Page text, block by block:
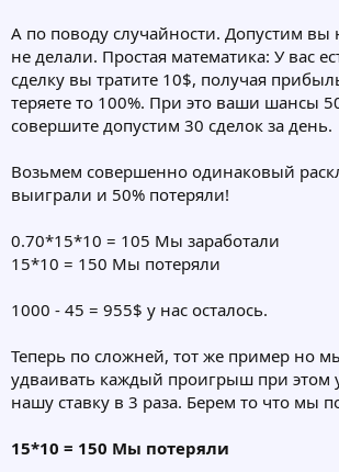
А по поводу случайности. Допустим вы
не делали. Простая математика: У вас
сделку вы тратите 10$, получая
теряете то 100%. При это ваши шансы
совершите допустим 30 сделок за день.
Возьмем совершенно одинаковый
выиграли и 50% потеряли!
0.70*15*10 = 105 Мы заработали
15*10 = 150 Мы потеряли
1000 - 45 = 955$ у нас осталось.
Теперь по сложней, тот же пример но
удваивать каждый проигрыш при этом
нашу ставку в 3 раза. Берем то что мы
15*10 = 150 Мы потеряли